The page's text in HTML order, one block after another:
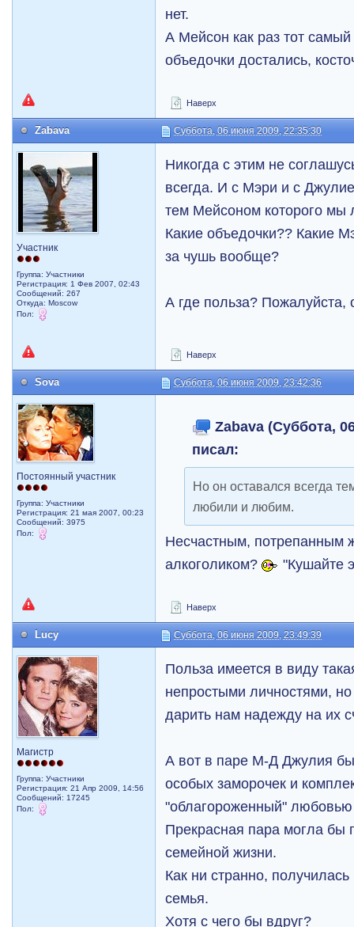
нет.
А Мейсон как раз тот
объедочки достались,
Наверх
Zabava Суббота, 06 июня 2009, 22:35:30
Участник
Группа: Участники
Регистрация: 1 Фев 2007, 02:43
Сообщений: 267
Откуда: Moscow
Пол:
Никогда с этим не
всегда. И с Мэри и с
тем Мейсоном которого
Какие объедочки?? Какие
за чушь вообще?
А где польза? Пожалуйста,
Наверх
Sova Суббота, 06 июня 2009, 23:42:36
Постоянный участник
Группа: Участники
Регистрация: 21 мая 2007, 00:23
Сообщений: 3975
Пол:
Zabava (Суббота,
писал:
Но он оставался всегда
любили и любим.
Несчастным,
алкоголиком?
"Кушайте
Наверх
Lucy Суббота, 06 июня 2009, 23:49:39
Магистр
Группа: Участники
Регистрация: 21 Апр 2009, 14:56
Сообщений: 17245
Пол:
Польза имеется в виду
непростыми личностями,
дарить нам надежду на их
А вот в паре М-Д Джулия
особых заморочек и
"облагороженный"
Прекрасная пара могла бы
семейной жизни.
Как ни странно,
семья.
Хотя с чего бы вдруг?